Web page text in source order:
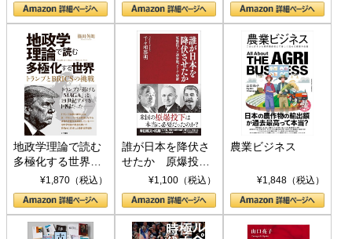
地政学理論で読む
多極化する世界：
トランプとBRICS
の挑戦
¥1,870（税込）
誰が日本を降伏さ
せたか 原爆投
下、ソ連参戦、そ
して聖断 (PHP新
書)
¥1,100（税込）
農業ビジネス
¥1,848（税込）